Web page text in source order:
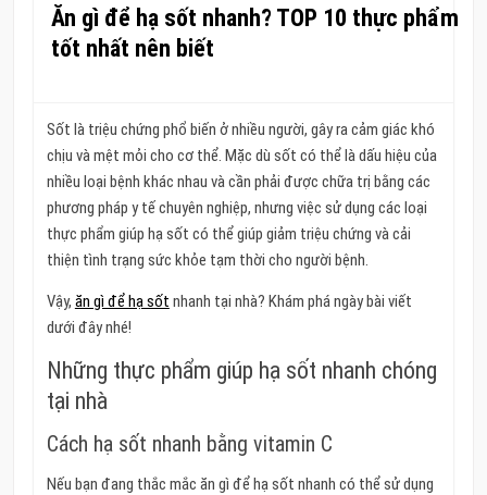
Ăn gì để hạ sốt nhanh? TOP 10 thực phẩm
tốt nhất nên biết
Sốt là triệu chứng phổ biến ở nhiều người, gây ra cảm giác khó
chịu và mệt mỏi cho cơ thể. Mặc dù sốt có thể là dấu hiệu của
nhiều loại bệnh khác nhau và cần phải được chữa trị bằng các
phương pháp y tế chuyên nghiệp, nhưng việc sử dụng các loại
thực phẩm giúp hạ sốt có thể giúp giảm triệu chứng và cải
thiện tình trạng sức khỏe tạm thời cho người bệnh.
Vậy, ăn gì để hạ sốt nhanh tại nhà? Khám phá ngày bài viết
dưới đây nhé!
Những thực phẩm giúp hạ sốt nhanh chóng
tại nhà
Cách hạ sốt nhanh bằng vitamin C
Nếu bạn đang thắc mắc ăn gì để hạ sốt nhanh có thể sử dụng